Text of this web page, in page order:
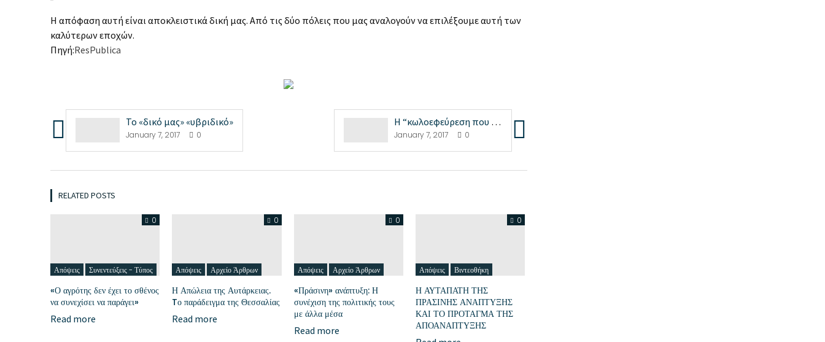
Η απόφαση αυτή είναι αποκλειστικά δική μας. Από τις δύο πόλεις που μας αναλογούν να επιλέξουμε αυτή των
καλύτερων εποχών.
Πηγή:ResPublica
Το «δικό μας» «υβριδικό»
January 7, 2017 0
Η “κωλοεφεύρεση που τη λένε ρολόι” – Μίσσιος
January 7, 2017 0
RELATED POSTS
0
Απόψεις Συνεντεύξεις - Τύπος
«Ο αγρότης δεν έχει το σθένος
να συνεχίσει να παράγει»
Read more
0
Απόψεις Αρχείο Άρθρων
Η Απώλεια της Αυτάρκειας.
Tο παράδειγμα της Θεσσαλίας
Read more
0
Απόψεις Αρχείο Άρθρων
«Πράσινη» ανάπτυξη: Η
συνέχιση της πολιτικής τους
με άλλα μέσα
Read more
0
Απόψεις Βιντεοθήκη
Η ΑΥΤΑΠΑΤΗ ΤΗΣ
ΠΡΑΣΙΝΗΣ ΑΝΑΠΤΥΞΗΣ
ΚΑΙ ΤΟ ΠΡΟΤΑΓΜΑ ΤΗΣ
ΑΠΟΑΝΑΠΤΥΞΗΣ